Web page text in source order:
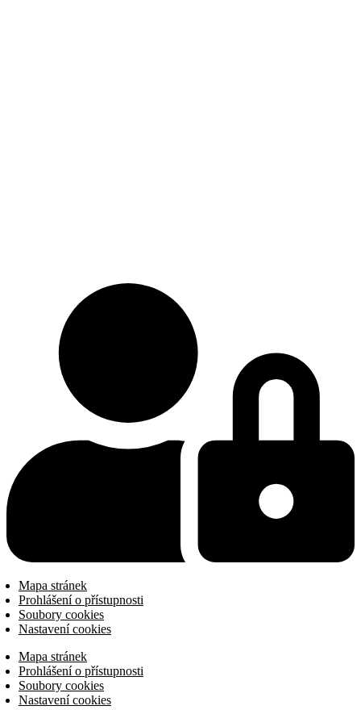
Mapa stránek
Prohlášení o přístupnosti
Soubory cookies
Nastavení cookies
Mapa stránek
Prohlášení o přístupnosti
Soubory cookies
Nastavení cookies